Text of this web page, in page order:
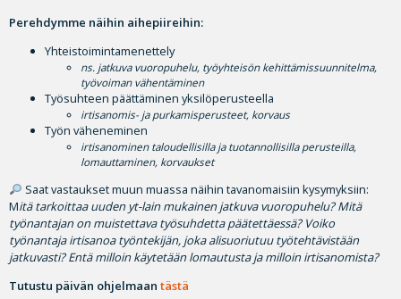
Perehdymme näihin aihepiireihin:
Yhteistoimintamenettely
ns. jatkuva vuoropuhelu, työyhteisön kehittämissuunnitelma,
työvoiman vähentäminen
Työsuhteen päättäminen yksilöperusteella
irtisanomis- ja purkamisperusteet, korvaus
Työn väheneminen
irtisanominen taloudellisilla ja tuotannollisilla perusteilla,
lomauttaminen, korvaukset
Saat vastaukset muun muassa näihin tavanomaisiin kysymyksiin:
Mitä tarkoittaa uuden yt-lain mukainen jatkuva vuoropuhelu? Mitä
työnantajan on muistettava työsuhdetta päätettäessä? Voiko
työnantaja irtisanoa työntekijän, joka alisuoriutuu työtehtävistään
jatkuvasti? Entä milloin käytetään lomautusta ja milloin irtisanomista?
Tutustu päivän ohjelmaan tästä